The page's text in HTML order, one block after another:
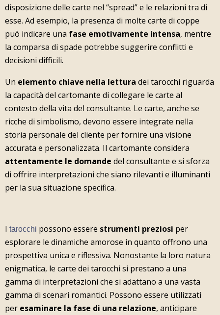
disposizione delle carte nel “spread” e le relazioni tra di
esse. Ad esempio, la presenza di molte carte di coppe
può indicare una fase emotivamente intensa, mentre
la comparsa di spade potrebbe suggerire conflitti e
decisioni difficili.
Un elemento chiave nella lettura dei tarocchi riguarda
la capacità del cartomante di collegare le carte al
contesto della vita del consultante. Le carte, anche se
ricche di simbolismo, devono essere integrate nella
storia personale del cliente per fornire una visione
accurata e personalizzata. Il cartomante considera
attentamente le domande del consultante e si sforza
di offrire interpretazioni che siano rilevanti e illuminanti
per la sua situazione specifica.
I tarocchi possono essere strumenti preziosi per
esplorare le dinamiche amorose in quanto offrono una
prospettiva unica e riflessiva. Nonostante la loro natura
enigmatica, le carte dei tarocchi si prestano a una
gamma di interpretazioni che si adattano a una vasta
gamma di scenari romantici. Possono essere utilizzati
per esaminare la fase di una relazione, anticipare